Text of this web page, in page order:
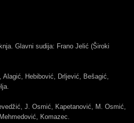
Glavni sudija: Frano Jelić (Široki
Alagić, Hebibović, Drljević, Bešagić,
J. Osmić, Kapetanović, M. Osmić,
Komazec.